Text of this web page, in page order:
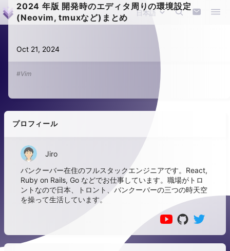
2024 年版 開発時のエディタ周りの環境設定
(Neovim, tmuxなど)まとめ
Oct 21, 2024
#Vim
プロフィール
Jiro
バンクーバー在住のフルスタックエンジニアです。React,
Ruby on Rails, Go などでお仕事しています。職場がトロ
ントなので日本、トロント、バンクーバーの三つの時天空
を操って生活しています。